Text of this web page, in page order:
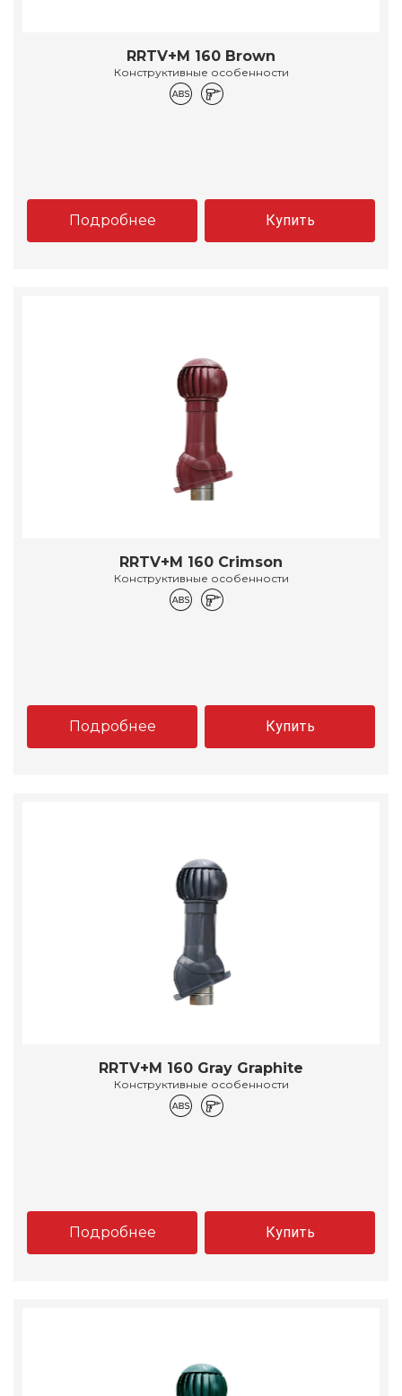
RRTV+M 160 Brown
Конструктивные особенности
Подробнее Купить
RRTV+M 160 Crimson
Конструктивные особенности
Подробнее Купить
RRTV+M 160 Gray Graphite
Конструктивные особенности
Подробнее Купить